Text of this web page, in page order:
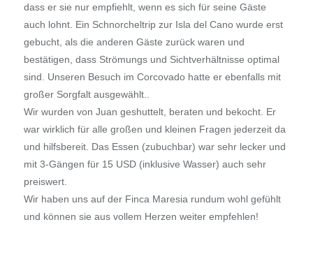
dass er sie nur empfiehlt, wenn es sich für seine Gäste
auch lohnt. Ein Schnorcheltrip zur Isla del Cano wurde erst
gebucht, als die anderen Gäste zurück waren und
bestätigen, dass Strömungs und Sichtverhältnisse optimal
sind. Unseren Besuch im Corcovado hatte er ebenfalls mit
großer Sorgfalt ausgewählt..
Wir wurden von Juan geshuttelt, beraten und bekocht. Er
war wirklich für alle großen und kleinen Fragen jederzeit da
und hilfsbereit. Das Essen (zubuchbar) war sehr lecker und
mit 3-Gängen für 15 USD (inklusive Wasser) auch sehr
preiswert.
Wir haben uns auf der Finca Maresia rundum wohl gefühlt
und können sie aus vollem Herzen weiter empfehlen!